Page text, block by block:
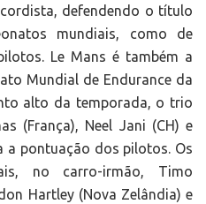
defendendo o título
mundiais, como de
Le Mans é também a
Mundial de Endurance da
alto da temporada, o trio
(França), Neel Jani (CH) e
a pontuação dos pilotos. Os
no carro-irmão, Timo
Hartley (Nova Zelândia) e